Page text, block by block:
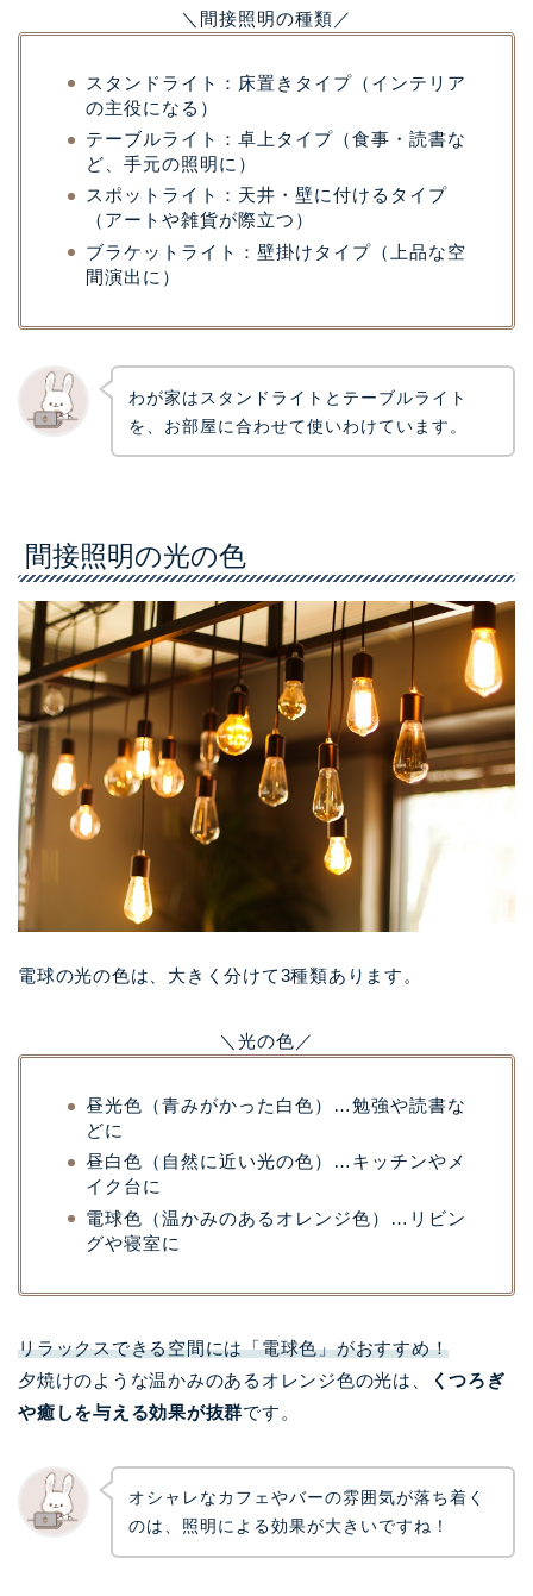
＼間接照明の種類／
スタンドライト：床置きタイプ（インテリア
の主役になる）
テーブルライト：卓上タイプ（食事・読書な
ど、手元の照明に）
スポットライト：天井・壁に付けるタイプ
（アートや雑貨が際立つ）
ブラケットライト：壁掛けタイプ（上品な空
間演出に）
わが家はスタンドライトとテーブルライト
を、お部屋に合わせて使いわけています。
間接照明の光の色
電球の光の色は、大きく分けて3種類あります。
＼光の色／
昼光色（青みがかった白色）…勉強や読書な
どに
昼白色（自然に近い光の色）…キッチンやメ
イク台に
電球色（温かみのあるオレンジ色）…リビン
グや寝室に
リラックスできる空間には「電球色」がおすすめ！
夕焼けのような温かみのあるオレンジ色の光は、
くつろぎ
や癒しを与える効果が抜群です。
オシャレなカフェやバーの雰囲気が落ち着く
のは、照明による効果が大きいですね！